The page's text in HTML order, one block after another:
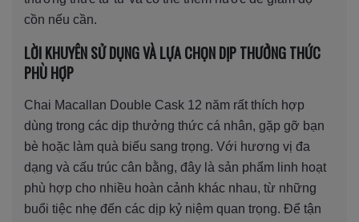
cồn nếu cần.
LỜI KHUYÊN SỬ DỤNG VÀ LỰA CHỌN DỊP THƯỞNG THỨC
PHÙ HỢP
Chai Macallan Double Cask 12 năm rất thích hợp
dùng trong các dịp thưởng thức cá nhân, gặp gỡ bạn
bè hoặc làm quà biếu sang trọng. Với hương vị đa
dạng và cấu trúc cân bằng, đây là sản phẩm linh hoạt
phù hợp cho nhiều hoàn cảnh khác nhau, từ những
buổi tiệc nhẹ đến các dịp kỷ niệm quan trọng. Để tận